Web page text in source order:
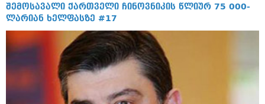
შემოსავალი ქართველი ჩინოვნიკის წლიურ 75 000-
ლარიან ხელფასზე #17